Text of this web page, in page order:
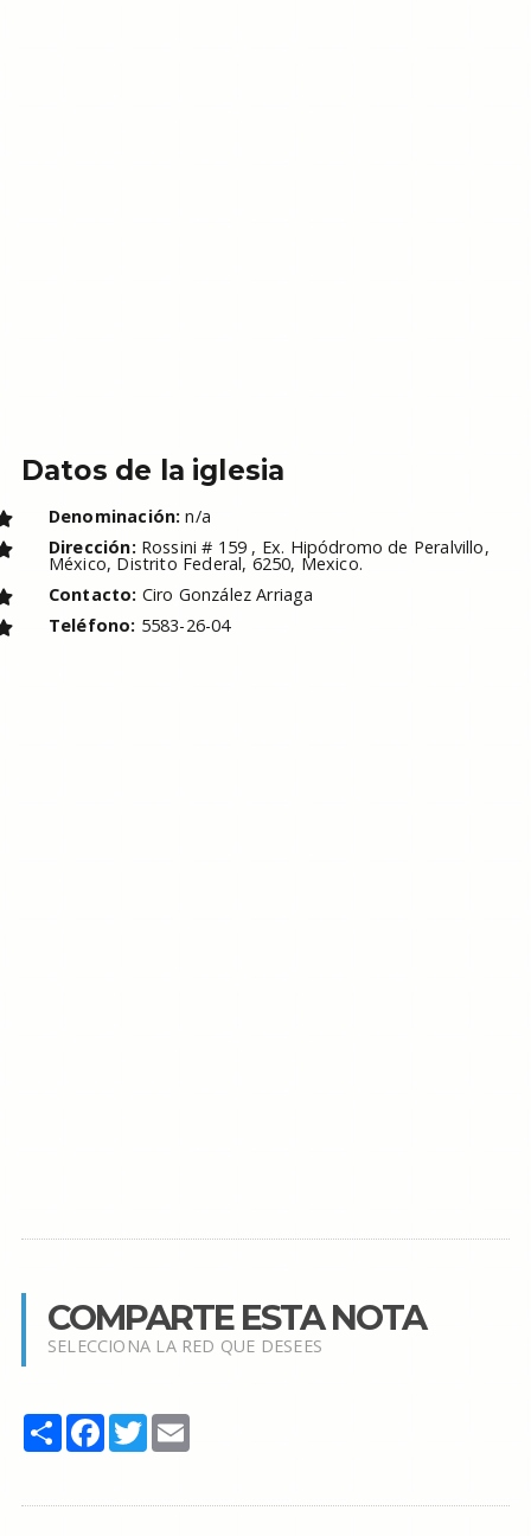
Datos de la iglesia
Denominación: n/a
Dirección: Rossini # 159 , Ex. Hipódromo de Peralvillo,
México, Distrito Federal, 6250, Mexico.
Contacto: Ciro González Arriaga
Teléfono: 5583-26-04
COMPARTE ESTA NOTA
SELECCIONA LA RED QUE DESEES
Share Facebook
TwitterEmail